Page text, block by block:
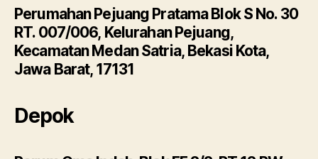
Perumahan Pejuang Pratama Blok S No. 30
RT. 007/006, Kelurahan Pejuang,
Kecamatan Medan Satria, Bekasi Kota,
Jawa Barat, 17131
Depok